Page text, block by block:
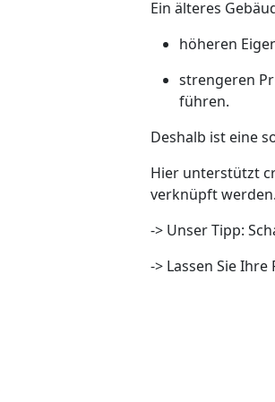
Ein älteres
höheren
strengeren
führen.
Deshalb ist eine
Hier unterstützt
verknüpft werden.
-> Unser Tipp:
-> Lassen Sie